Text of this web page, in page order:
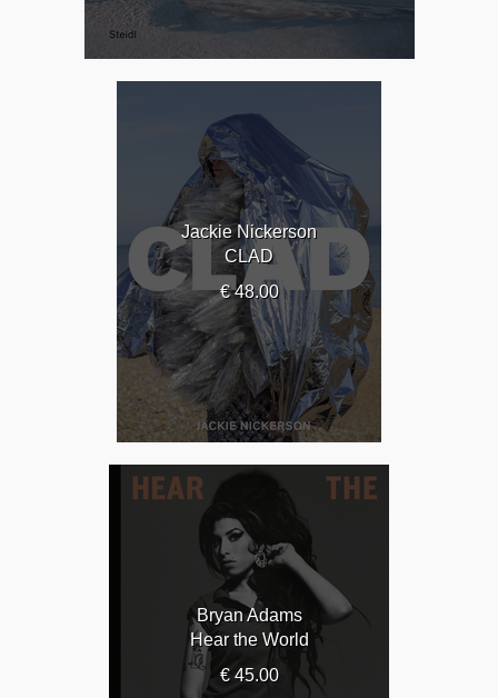
Jackie Nickerson
CLAD
€ 48.00
Bryan Adams
Hear the World
€ 45.00